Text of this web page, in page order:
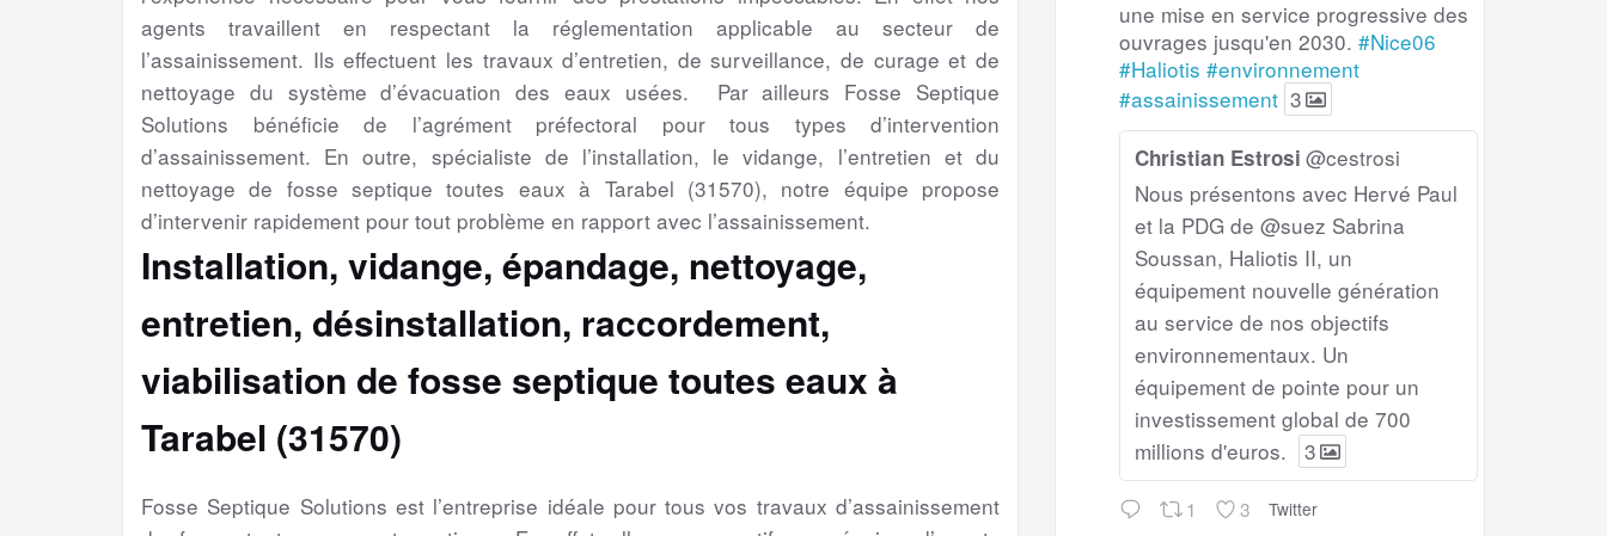
agents travaillent en respectant la réglementation applicable au secteur de
l’assainissement. Ils effectuent les travaux d’entretien, de surveillance, de curage et de
nettoyage du système d’évacuation des eaux usées. Par ailleurs Fosse Septique
Solutions bénéficie de l’agrément préfectoral pour tous types d’intervention
d’assainissement. En outre, spécialiste de l’installation, le vidange, l’entretien et du
nettoyage de fosse septique toutes eaux à Tarabel (31570), notre équipe propose
d’intervenir rapidement pour tout problème en rapport avec l’assainissement.
Installation, vidange, épandage, nettoyage,
entretien, désinstallation, raccordement,
viabilisation de fosse septique toutes eaux à
Tarabel (31570)
Fosse Septique Solutions est l’entreprise idéale pour tous vos travaux d’assainissement
une mise en service progressive des
ouvrages jusqu'en 2030. #Nice06
#Haliotis #environnement
#assainissement 3
Christian Estrosi @cestrosi
Nous présentons avec Hervé Paul
et la PDG de @suez Sabrina
Soussan, Haliotis II, un
équipement nouvelle génération
au service de nos objectifs
environnementaux. Un
équipement de pointe pour un
investissement global de 700
millions d'euros.
3
1 3 Twitter